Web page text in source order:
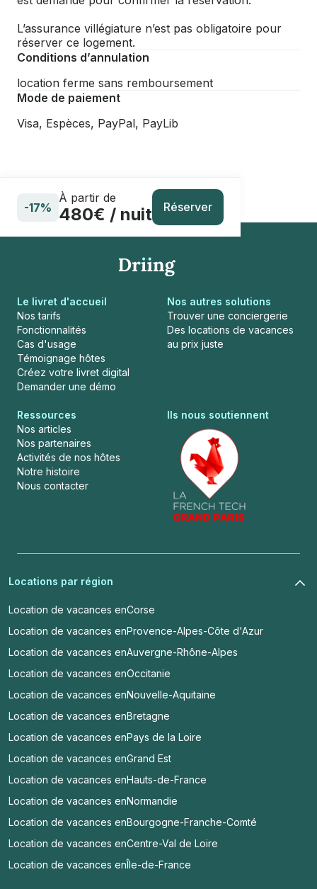
L’assurance villégiature n’est pas obligatoire pour
réserver ce logement.
Conditions d’annulation
location ferme sans remboursement
Mode de paiement
Visa, Espèces, PayPal, PayLib
-17%
À partir de
480€ / nuit Réserver
Le livret d'accueil
Nos tarifs
Fonctionnalités
Cas d'usage
Témoignage hôtes
Créez votre livret digital
Demander une démo
Nos autres solutions
Trouver une conciergerie
Des locations de vacances
au prix juste
Ressources
Nos articles
Nos partenaires
Activités de nos hôtes
Notre histoire
Nous contacter
Ils nous soutiennent
Locations par région
Location de vacances enCorse
Location de vacances enProvence-Alpes-Côte d'Azur
Location de vacances enAuvergne-Rhône-Alpes
Location de vacances enOccitanie
Location de vacances enNouvelle-Aquitaine
Location de vacances enBretagne
Location de vacances enPays de la Loire
Location de vacances enGrand Est
Location de vacances enHauts-de-France
Location de vacances enNormandie
Location de vacances enBourgogne-Franche-Comté
Location de vacances enCentre-Val de Loire
Location de vacances enÎle-de-France